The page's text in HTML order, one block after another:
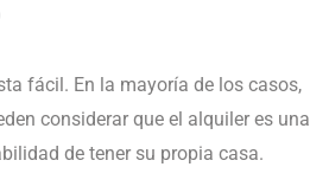
fácil. En la mayoría de los casos,
considerar que el alquiler es una
de tener su propia casa.